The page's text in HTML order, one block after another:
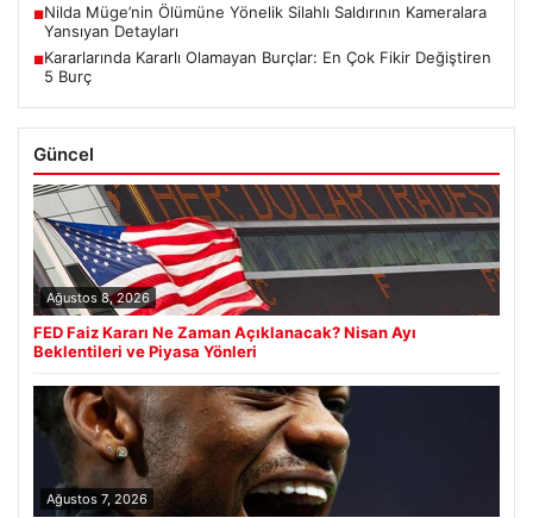
■Nilda Müge’nin Ölümüne Yönelik Silahlı Saldırının Kameralara
Yansıyan Detayları
■Kararlarında Kararlı Olamayan Burçlar: En Çok Fikir Değiştiren
5 Burç
Güncel
Ağustos 8, 2026
FED Faiz Kararı Ne Zaman Açıklanacak? Nisan Ayı
Beklentileri ve Piyasa Yönleri
Ağustos 7, 2026